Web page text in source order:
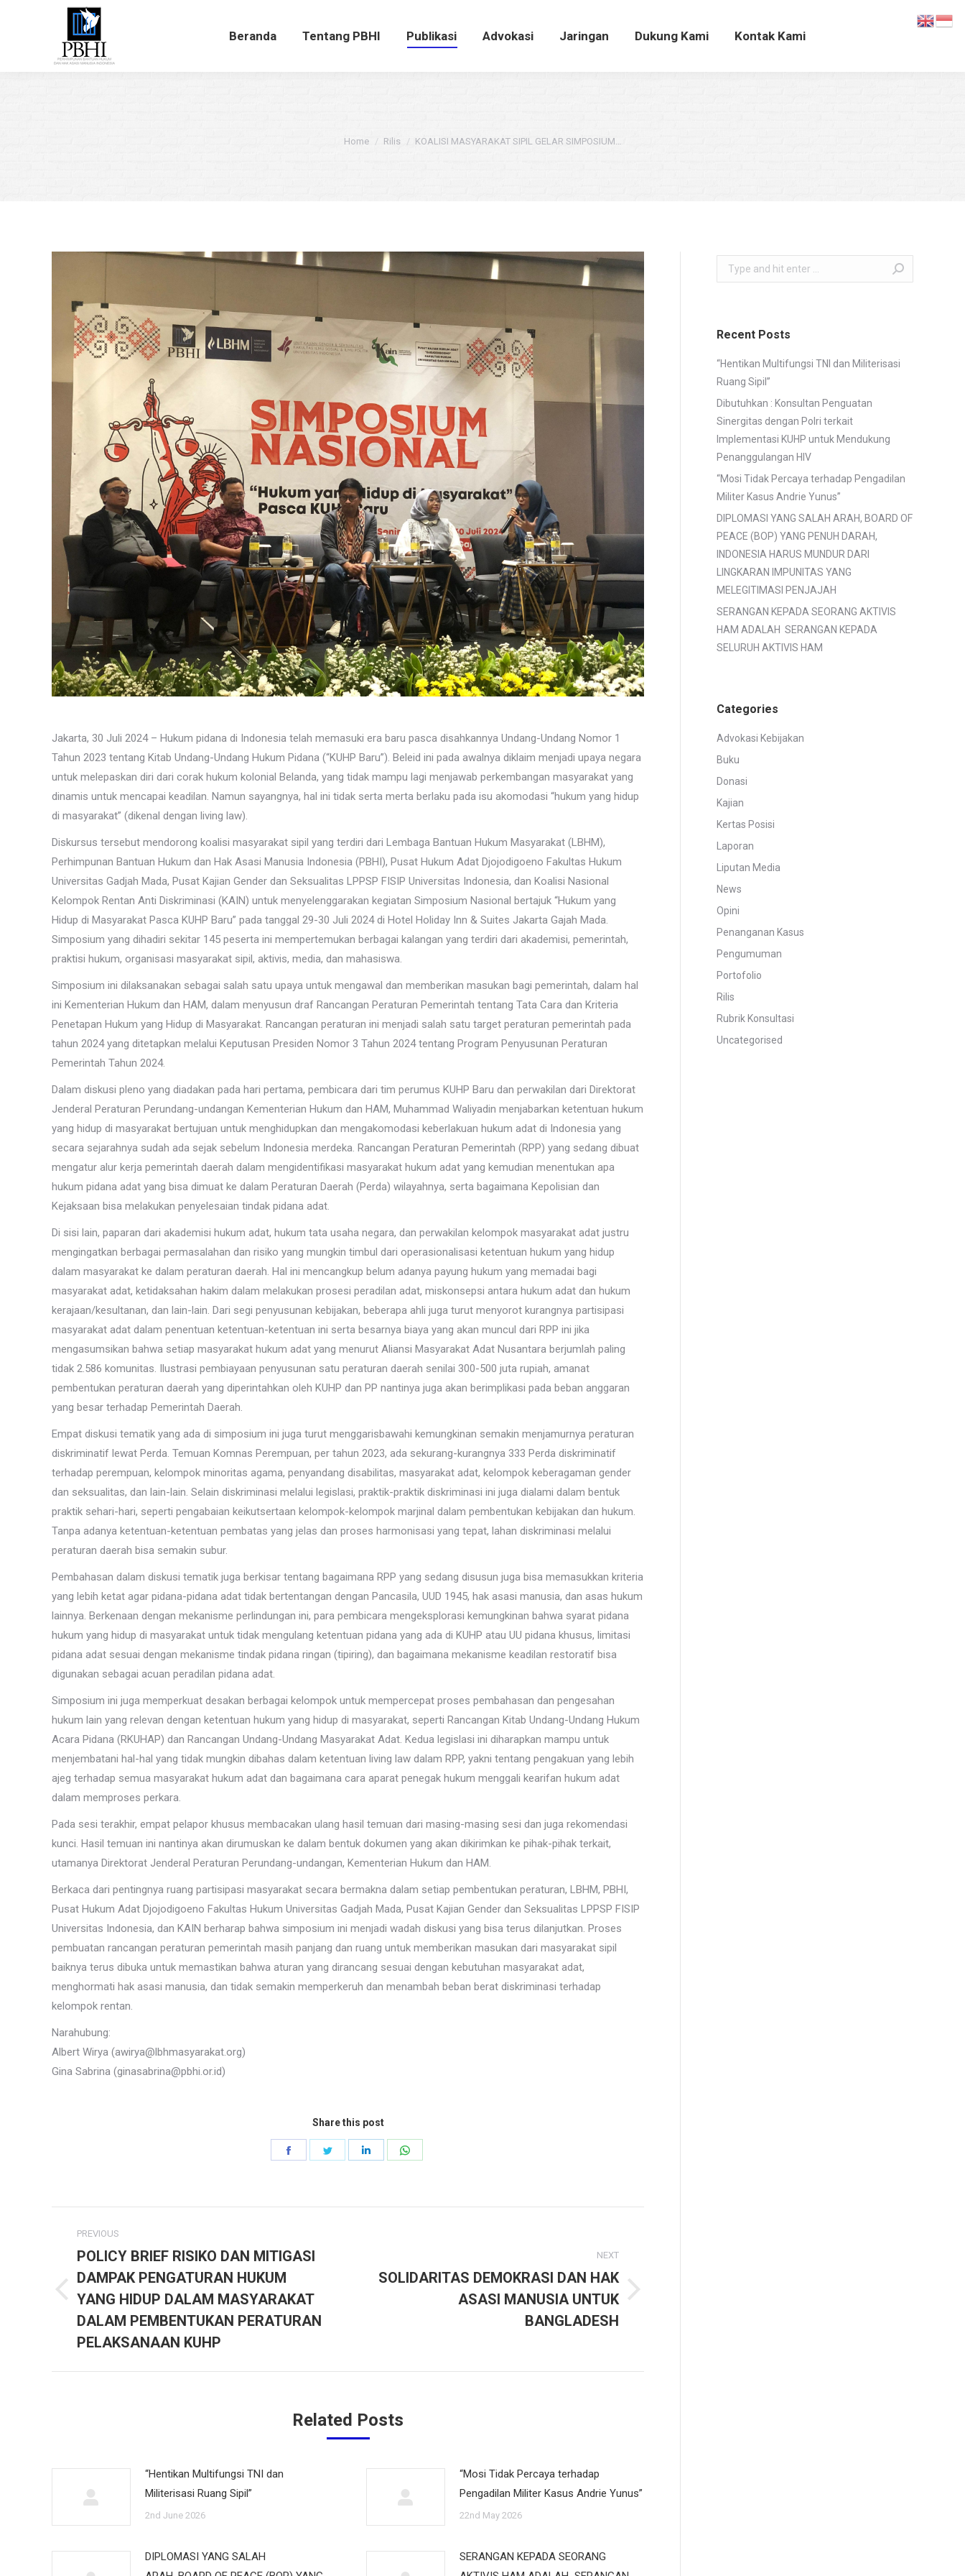
Beranda Tentang PBHI Publikasi Advokasi Jaringan Dukung Kami Kontak Kami
You are here:
Home Rilis KOALISI MASYARAKAT SIPIL GELAR SIMPOSIUM…
Jakarta, 30 Juli 2024 – Hukum pidana di Indonesia telah memasuki era baru pasca disahkannya Undang-Undang Nomor 1
Tahun 2023 tentang Kitab Undang-Undang Hukum Pidana (“KUHP Baru”). Beleid ini pada awalnya diklaim menjadi upaya negara
untuk melepaskan diri dari corak hukum kolonial Belanda, yang tidak mampu lagi menjawab perkembangan masyarakat yang
dinamis untuk mencapai keadilan. Namun sayangnya, hal ini tidak serta merta berlaku pada isu akomodasi “hukum yang hidup
di masyarakat” (dikenal dengan living law).
Diskursus tersebut mendorong koalisi masyarakat sipil yang terdiri dari Lembaga Bantuan Hukum Masyarakat (LBHM),
Perhimpunan Bantuan Hukum dan Hak Asasi Manusia Indonesia (PBHI), Pusat Hukum Adat Djojodigoeno Fakultas Hukum
Universitas Gadjah Mada, Pusat Kajian Gender dan Seksualitas LPPSP FISIP Universitas Indonesia, dan Koalisi Nasional
Kelompok Rentan Anti Diskriminasi (KAIN) untuk menyelenggarakan kegiatan Simposium Nasional bertajuk “Hukum yang
Hidup di Masyarakat Pasca KUHP Baru” pada tanggal 29-30 Juli 2024 di Hotel Holiday Inn & Suites Jakarta Gajah Mada.
Simposium yang dihadiri sekitar 145 peserta ini mempertemukan berbagai kalangan yang terdiri dari akademisi, pemerintah,
praktisi hukum, organisasi masyarakat sipil, aktivis, media, dan mahasiswa.
Simposium ini dilaksanakan sebagai salah satu upaya untuk mengawal dan memberikan masukan bagi pemerintah, dalam hal
ini Kementerian Hukum dan HAM, dalam menyusun draf Rancangan Peraturan Pemerintah tentang Tata Cara dan Kriteria
Penetapan Hukum yang Hidup di Masyarakat. Rancangan peraturan ini menjadi salah satu target peraturan pemerintah pada
tahun 2024 yang ditetapkan melalui Keputusan Presiden Nomor 3 Tahun 2024 tentang Program Penyusunan Peraturan
Pemerintah Tahun 2024.
Dalam diskusi pleno yang diadakan pada hari pertama, pembicara dari tim perumus KUHP Baru dan perwakilan dari Direktorat
Jenderal Peraturan Perundang-undangan Kementerian Hukum dan HAM, Muhammad Waliyadin menjabarkan ketentuan hukum
yang hidup di masyarakat bertujuan untuk menghidupkan dan mengakomodasi keberlakuan hukum adat di Indonesia yang
secara sejarahnya sudah ada sejak sebelum Indonesia merdeka. Rancangan Peraturan Pemerintah (RPP) yang sedang dibuat
mengatur alur kerja pemerintah daerah dalam mengidentifikasi masyarakat hukum adat yang kemudian menentukan apa
hukum pidana adat yang bisa dimuat ke dalam Peraturan Daerah (Perda) wilayahnya, serta bagaimana Kepolisian dan
Kejaksaan bisa melakukan penyelesaian tindak pidana adat.
Di sisi lain, paparan dari akademisi hukum adat, hukum tata usaha negara, dan perwakilan kelompok masyarakat adat justru
mengingatkan berbagai permasalahan dan risiko yang mungkin timbul dari operasionalisasi ketentuan hukum yang hidup
dalam masyarakat ke dalam peraturan daerah. Hal ini mencangkup belum adanya payung hukum yang memadai bagi
masyarakat adat, ketidaksahan hakim dalam melakukan prosesi peradilan adat, miskonsepsi antara hukum adat dan hukum
kerajaan/kesultanan, dan lain-lain. Dari segi penyusunan kebijakan, beberapa ahli juga turut menyorot kurangnya partisipasi
masyarakat adat dalam penentuan ketentuan-ketentuan ini serta besarnya biaya yang akan muncul dari RPP ini jika
mengasumsikan bahwa setiap masyarakat hukum adat yang menurut Aliansi Masyarakat Adat Nusantara berjumlah paling
tidak 2.586 komunitas. Ilustrasi pembiayaan penyusunan satu peraturan daerah senilai 300-500 juta rupiah, amanat
pembentukan peraturan daerah yang diperintahkan oleh KUHP dan PP nantinya juga akan berimplikasi pada beban anggaran
yang besar terhadap Pemerintah Daerah.
Empat diskusi tematik yang ada di simposium ini juga turut menggarisbawahi kemungkinan semakin menjamurnya peraturan
diskriminatif lewat Perda. Temuan Komnas Perempuan, per tahun 2023, ada sekurang-kurangnya 333 Perda diskriminatif
terhadap perempuan, kelompok minoritas agama, penyandang disabilitas, masyarakat adat, kelompok keberagaman gender
dan seksualitas, dan lain-lain. Selain diskriminasi melalui legislasi, praktik-praktik diskriminasi ini juga dialami dalam bentuk
praktik sehari-hari, seperti pengabaian keikutsertaan kelompok-kelompok marjinal dalam pembentukan kebijakan dan hukum.
Tanpa adanya ketentuan-ketentuan pembatas yang jelas dan proses harmonisasi yang tepat, lahan diskriminasi melalui
peraturan daerah bisa semakin subur.
Pembahasan dalam diskusi tematik juga berkisar tentang bagaimana RPP yang sedang disusun juga bisa memasukkan kriteria
yang lebih ketat agar pidana-pidana adat tidak bertentangan dengan Pancasila, UUD 1945, hak asasi manusia, dan asas hukum
lainnya. Berkenaan dengan mekanisme perlindungan ini, para pembicara mengeksplorasi kemungkinan bahwa syarat pidana
hukum yang hidup di masyarakat untuk tidak mengulang ketentuan pidana yang ada di KUHP atau UU pidana khusus, limitasi
pidana adat sesuai dengan mekanisme tindak pidana ringan (tipiring), dan bagaimana mekanisme keadilan restoratif bisa
digunakan sebagai acuan peradilan pidana adat.
Simposium ini juga memperkuat desakan berbagai kelompok untuk mempercepat proses pembahasan dan pengesahan
hukum lain yang relevan dengan ketentuan hukum yang hidup di masyarakat, seperti Rancangan Kitab Undang-Undang Hukum
Acara Pidana (RKUHAP) dan Rancangan Undang-Undang Masyarakat Adat. Kedua legislasi ini diharapkan mampu untuk
menjembatani hal-hal yang tidak mungkin dibahas dalam ketentuan living law dalam RPP, yakni tentang pengakuan yang lebih
ajeg terhadap semua masyarakat hukum adat dan bagaimana cara aparat penegak hukum menggali kearifan hukum adat
dalam memproses perkara.
Pada sesi terakhir, empat pelapor khusus membacakan ulang hasil temuan dari masing-masing sesi dan juga rekomendasi
kunci. Hasil temuan ini nantinya akan dirumuskan ke dalam bentuk dokumen yang akan dikirimkan ke pihak-pihak terkait,
utamanya Direktorat Jenderal Peraturan Perundang-undangan, Kementerian Hukum dan HAM.
Berkaca dari pentingnya ruang partisipasi masyarakat secara bermakna dalam setiap pembentukan peraturan, LBHM, PBHI,
Pusat Hukum Adat Djojodigoeno Fakultas Hukum Universitas Gadjah Mada, Pusat Kajian Gender dan Seksualitas LPPSP FISIP
Universitas Indonesia, dan KAIN berharap bahwa simposium ini menjadi wadah diskusi yang bisa terus dilanjutkan. Proses
pembuatan rancangan peraturan pemerintah masih panjang dan ruang untuk memberikan masukan dari masyarakat sipil
baiknya terus dibuka untuk memastikan bahwa aturan yang dirancang sesuai dengan kebutuhan masyarakat adat,
menghormati hak asasi manusia, dan tidak semakin memperkeruh dan menambah beban berat diskriminasi terhadap
kelompok rentan.
Narahubung:
Albert Wirya (awirya@lbhmasyarakat.org)
Gina Sabrina (ginasabrina@pbhi.or.id)
Share this post
Share
Share
navigation
PREVIOUS
Previous
post:
POLICY BRIEF RISIKO DAN MITIGASI
DAMPAK PENGATURAN HUKUM
YANG HIDUP DALAM MASYARAKAT
DALAM PEMBENTUKAN PERATURAN
PELAKSANAAN KUHP
NEXT
SOLIDARITAS DEMOKRASI DAN HAK
ASASI MANUSIA UNTUK
BANGLADESH
Related Posts
“Hentikan Multifungsi TNI dan
Militerisasi Ruang Sipil”
2nd June 2026
“Mosi Tidak Percaya terhadap
Pengadilan Militer Kasus Andrie Yunus”
22nd May 2026
DIPLOMASI YANG SALAH
SERANGAN KEPADA SEORANG
Search:
Recent Posts
“Hentikan Multifungsi TNI dan Militerisasi
Ruang Sipil”
Dibutuhkan : Konsultan Penguatan
Sinergitas dengan Polri terkait
Implementasi KUHP untuk Mendukung
Penanggulangan HIV
“Mosi Tidak Percaya terhadap Pengadilan
Militer Kasus Andrie Yunus”
DIPLOMASI YANG SALAH ARAH, BOARD OF
PEACE (BOP) YANG PENUH DARAH,
INDONESIA HARUS MUNDUR DARI
LINGKARAN IMPUNITAS YANG
MELEGITIMASI PENJAJAH
SERANGAN KEPADA SEORANG AKTIVIS
HAM ADALAH SERANGAN KEPADA
SELURUH AKTIVIS HAM
Categories
Advokasi Kebijakan
Buku
Donasi
Kajian
Kertas Posisi
Laporan
Liputan Media
News
Opini
Penanganan Kasus
Pengumuman
Portofolio
Rilis
Rubrik Konsultasi
Uncategorised
Beranda Tentang PBHI Publikasi Advokasi Jaringan Dukung Kami Kontak Kami